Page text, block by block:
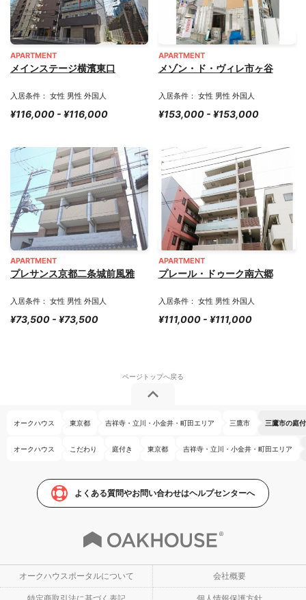
APARTMENT
メインステージ横濱東口
入居条件： 女性 男性 外国人
¥116,000 - ¥116,000
APARTMENT
メゾン・ド・ヴィレ市ヶ谷
入居条件： 女性 男性 外国人
¥153,000 - ¥153,000
APARTMENT
プレサンス京都二条城前風雅
入居条件： 女性 男性 外国人
¥73,500 - ¥73,500
APARTMENT
プレール・ドゥーク南六郷
入居条件： 女性 男性 外国人
¥111,000 - ¥111,000
オークハウス 東京都 吉祥寺・立川・小金井・町田エリア 三鷹市 三鷹市の庭
オークハウス こだわり 庭付き 東京都 吉祥寺・立川・小金井・町田エリア
よくある質問やお問い合わせはヘルプセンターへ
オークハウスポータルについて 会社概要